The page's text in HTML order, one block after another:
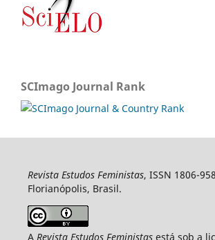
SCImago Journal Rank
Revista Estudos Feministas, ISSN 1806-
Florianópolis, Brasil.
A Revista Estudos Feministasestá sob a